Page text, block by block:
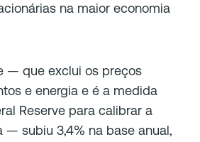
na maior economia
— que exclui os preços
e energia e é a medida
Reserve para calibrar a
— subiu 3,4% na base anual,